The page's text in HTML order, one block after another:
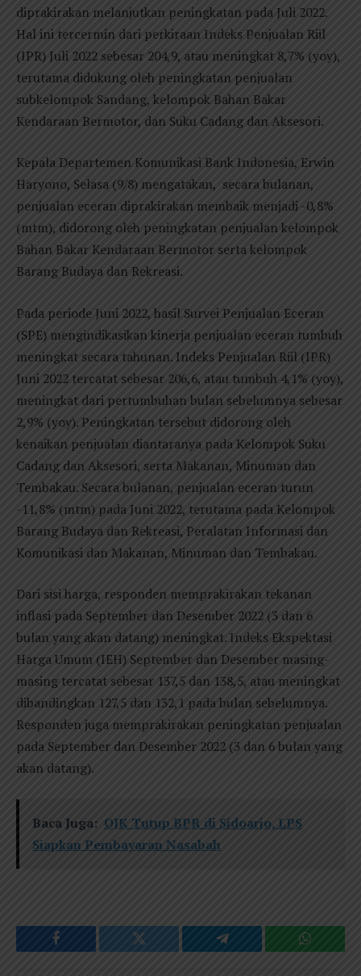
diprakirakan melanjutkan peningkatan pada Juli 2022.
Hal ini tercermin dari perkiraan Indeks Penjualan Riil
(IPR) Juli 2022 sebesar 204,9, atau meningkat 8,7% (yoy),
terutama didukung oleh peningkatan penjualan
subkelompok Sandang, kelompok Bahan Bakar
Kendaraan Bermotor, dan Suku Cadang dan Aksesori.
Kepala Departemen Komunikasi Bank Indonesia, Erwin
Haryono, Selasa (9/8) mengatakan, secara bulanan,
penjualan eceran diprakirakan membaik menjadi -0,8%
(mtm), didorong oleh peningkatan penjualan kelompok
Bahan Bakar Kendaraan Bermotor serta kelompok
Barang Budaya dan Rekreasi.
Pada periode Juni 2022, hasil Survei Penjualan Eceran
(SPE) mengindikasikan kinerja penjualan eceran tumbuh
meningkat secara tahunan. Indeks Penjualan Riil (IPR)
Juni 2022 tercatat sebesar 206,6, atau tumbuh 4,1% (yoy),
meningkat dari pertumbuhan bulan sebelumnya sebesar
2,9% (yoy). Peningkatan tersebut didorong oleh
kenaikan penjualan diantaranya pada Kelompok Suku
Cadang dan Aksesori, serta Makanan, Minuman dan
Tembakau. Secara bulanan, penjualan eceran turun
-11,8% (mtm) pada Juni 2022, terutama pada Kelompok
Barang Budaya dan Rekreasi, Peralatan Informasi dan
Komunikasi dan Makanan, Minuman dan Tembakau.
Dari sisi harga, responden memprakirakan tekanan
inflasi pada September dan Desember 2022 (3 dan 6
bulan yang akan datang) meningkat. Indeks Ekspektasi
Harga Umum (IEH) September dan Desember masing-
masing tercatat sebesar 137,5 dan 138,5, atau meningkat
dibandingkan 127,5 dan 132,1 pada bulan sebelumnya.
Responden juga memprakirakan peningkatan penjualan
pada September dan Desember 2022 (3 dan 6 bulan yang
akan datang).
Baca Juga: OJK Tutup BPR di Sidoarjo, LPS
Siapkan Pembayaran Nasabah
Facebook Twitter Telegram